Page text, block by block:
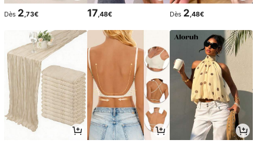
Dès 2,73€ 17,48€ Dès 2,48€